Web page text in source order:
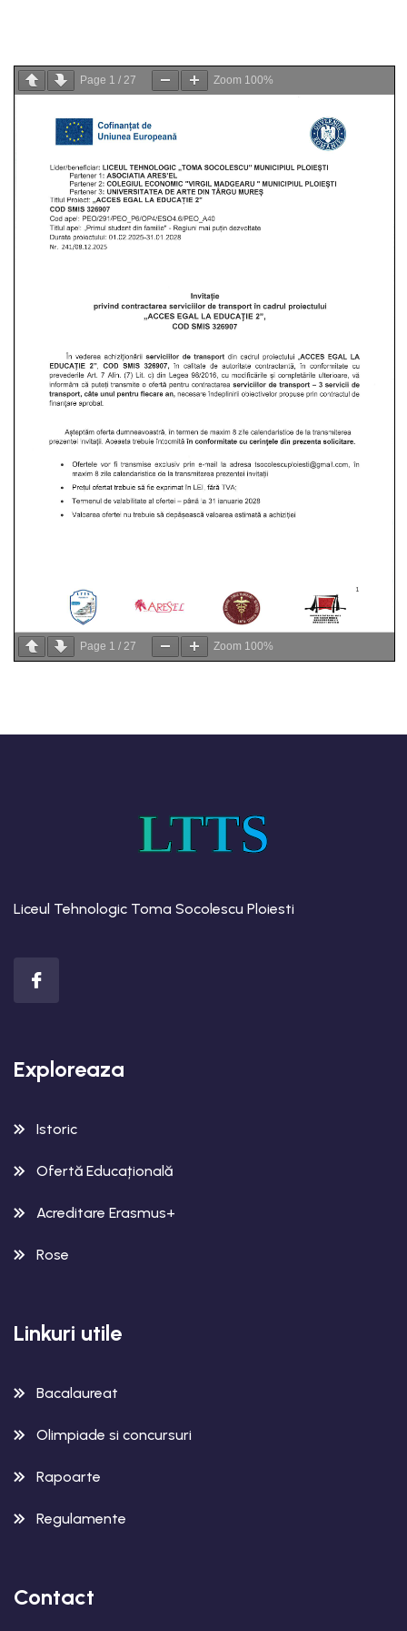
Page 1 / 27 Zoom 100%
Page 1 / 27 Zoom 100%
LTTS
Liceul Tehnologic Toma Socolescu Ploiesti
Exploreaza
Istoric
Ofertă Educațională
Acreditare Erasmus+
Rose
Linkuri utile
Bacalaureat
Olimpiade si concursuri
Rapoarte
Regulamente
Contact